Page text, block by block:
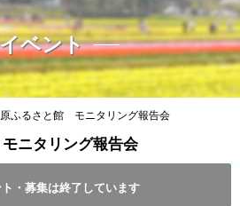
イベント
ふるさと館 モニタリング報告会
ニタリング報告会
・募集は終了しています